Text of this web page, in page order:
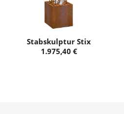
Stabskulptur Stix